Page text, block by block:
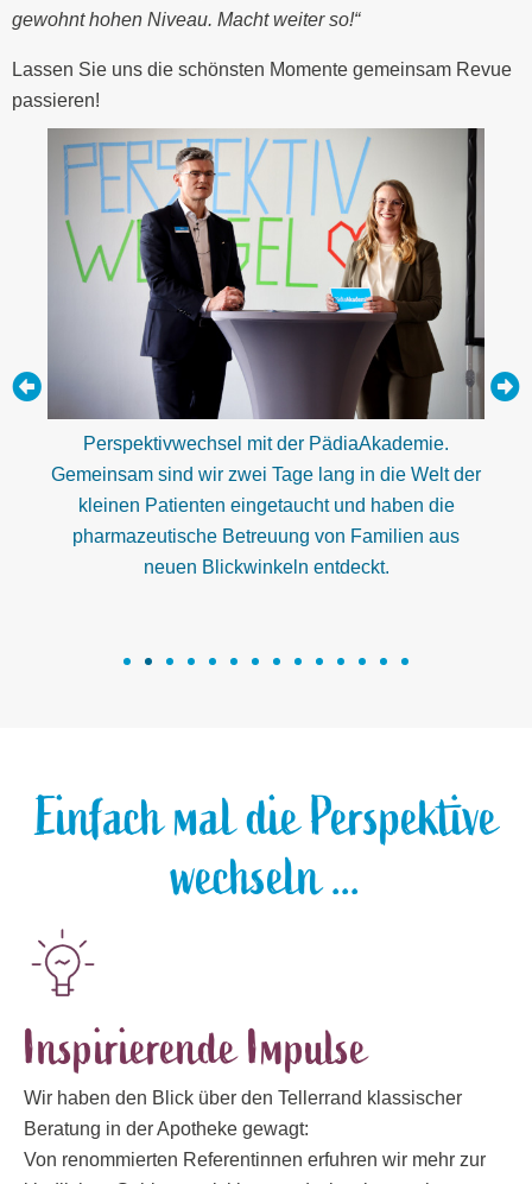
gewohnt hohen Niveau. Macht weiter so!“
Lassen Sie uns die schönsten Momente gemeinsam Revue
passieren!
Perspektivwechsel mit der PädiaAkademie.
Gemeinsam sind wir zwei Tage lang in die Welt der
kleinen Patienten eingetaucht und haben die
pharmazeutische Betreuung von Familien aus
neuen Blickwinkeln entdeckt.
Einfach mal die Perspektive
wechseln ...
Inspirierende Impulse
Wir haben den Blick über den Tellerrand klassischer
Beratung in der Apotheke gewagt:
Von renommierten Referentinnen erfuhren wir mehr zur